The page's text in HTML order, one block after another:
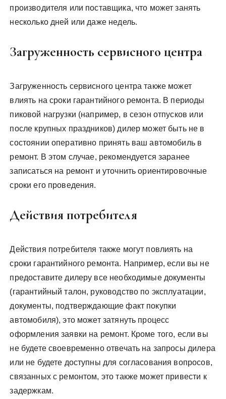
производителя или поставщика, что может занять
несколько дней или даже недель.
Загруженность сервисного центра
Загруженность сервисного центра также может
влиять на сроки гарантийного ремонта. В периоды
пиковой нагрузки (например, в сезон отпусков или
после крупных праздников) дилер может быть не в
состоянии оперативно принять ваш автомобиль в
ремонт. В этом случае, рекомендуется заранее
записаться на ремонт и уточнить ориентировочные
сроки его проведения.
Действия потребителя
Действия потребителя также могут повлиять на
сроки гарантийного ремонта. Например, если вы не
предоставите дилеру все необходимые документы
(гарантийный талон, руководство по эксплуатации,
документы, подтверждающие факт покупки
автомобиля), это может затянуть процесс
оформления заявки на ремонт. Кроме того, если вы
не будете своевременно отвечать на запросы дилера
или не будете доступны для согласования вопросов,
связанных с ремонтом, это также может привести к
задержкам.